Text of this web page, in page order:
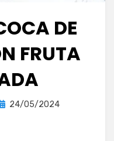
DE
FRUTA
24/05/2024